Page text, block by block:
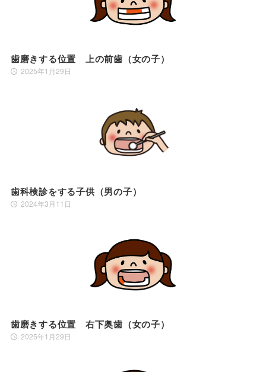
歯磨きする位置 上の前歯（女の子）
2025年1月29日
歯科検診をする子供（男の子）
2024年3月11日
歯磨きする位置 右下奥歯（女の子）
2025年1月29日